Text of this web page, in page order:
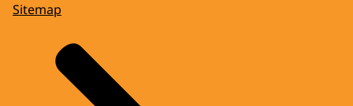
Sitemap